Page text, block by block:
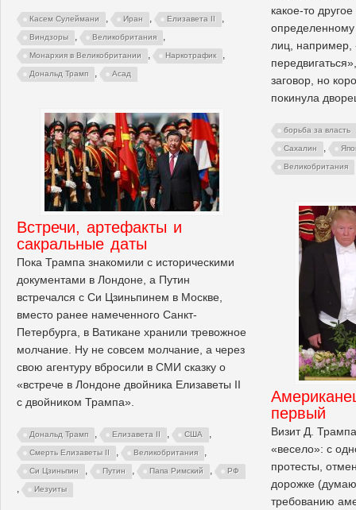
Касем Сулеймани , Иран , Елизавета II ,
Виндзоры , Великобритания ,
Монархия в Великобритании , Наркотрафик ,
Дональд Трамп , Асад
какое-то
определенному
лиц, например,
заговор, но
покинула
борьба за власть
Сахалин ,
Великобритания
Встречи, артефакты и
сакральные даты
Пока Трампа знакомили с историческими
документами в Лондоне, а Путин
встречался с Си Цзиньпинем в Москве,
вместо ранее намеченного Санкт-
Петербурга, в Ватикане хранили тревожное
молчание. Ну не совсем молчание, а через
свою агентуру вбросили в СМИ сказку о
«встрече в Лондоне двойника Елизаветы II
с двойником Трампа».
Дональд Трамп , Елизавета II , США ,
Смерть Елизаветы II , Великобритания ,
Си Цзиньпин , Путин , Папа Римский , РФ
, Иезуиты
первый
Визит Д.
«весело»: с
протесты,
дорожке
требованию